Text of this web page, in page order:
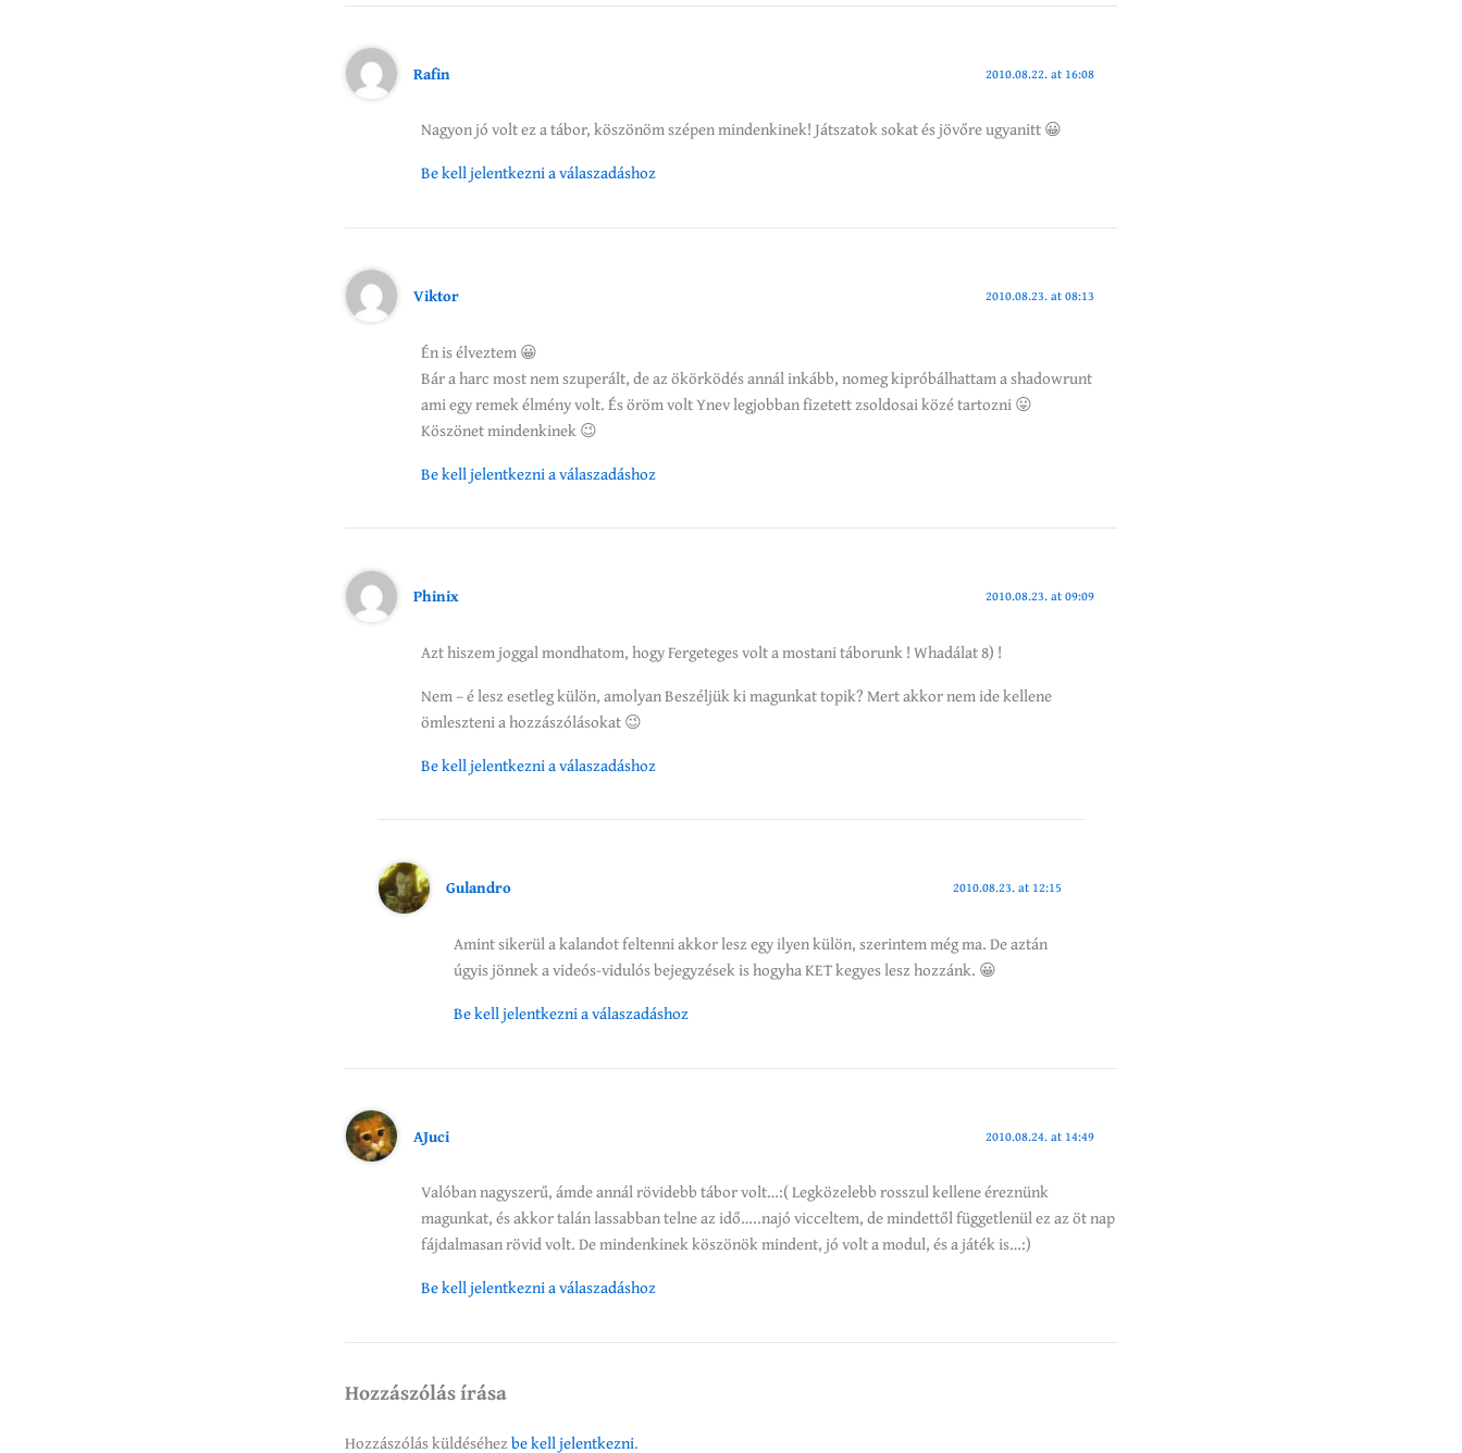
Rafin 2010.08.22. at 16:08
Nagyon jó volt ez a tábor, köszönöm szépen mindenkinek! Játszatok sokat és jövőre ugyanitt 😀
Be kell jelentkezni a válaszadáshoz
Viktor 2010.08.23. at 08:13
Én is élveztem 😀
Bár a harc most nem szuperált, de az ökörködés annál inkább, nomeg kipróbálhattam a shadowrunt
ami egy remek élmény volt. És öröm volt Ynev legjobban fizetett zsoldosai közé tartozni 😛
Köszönet mindenkinek 😉
Be kell jelentkezni a válaszadáshoz
Phinix 2010.08.23. at 09:09
Azt hiszem joggal mondhatom, hogy Fergeteges volt a mostani táborunk ! Whadálat 8) !
Nem – é lesz esetleg külön, amolyan Beszéljük ki magunkat topik? Mert akkor nem ide kellene
ömleszteni a hozzászólásokat 😉
Be kell jelentkezni a válaszadáshoz
Gulandro 2010.08.23. at 12:15
Amint sikerül a kalandot feltenni akkor lesz egy ilyen külön, szerintem még ma. De aztán
úgyis jönnek a videós-vidulós bejegyzések is hogyha KET kegyes lesz hozzánk. 😀
Be kell jelentkezni a válaszadáshoz
AJuci 2010.08.24. at 14:49
Valóban nagyszerű, ámde annál rövidebb tábor volt…:( Legközelebb rosszul kellene éreznünk
magunkat, és akkor talán lassabban telne az idő…..najó vicceltem, de mindettől függetlenül ez az öt nap
fájdalmasan rövid volt. De mindenkinek köszönök mindent, jó volt a modul, és a játék is…:)
Be kell jelentkezni a válaszadáshoz
Hozzászólás írása
Hozzászólás küldéséhezbe kell jelentkezni.